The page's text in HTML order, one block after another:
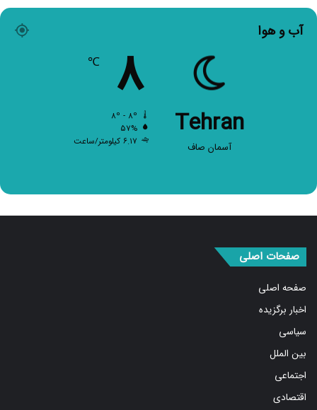
آب و هوا
Tehran
آسمان صاف
۸ ℃
۵۷%
۶.۱۷ کیلومتر/ساعت
صفحات اصلی
صفحه اصلی
اخبار برگزیده
سیاسی
بین الملل
اجتماعی
اقتصادی